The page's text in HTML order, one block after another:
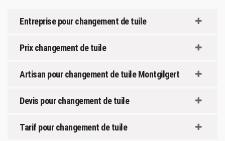
Entreprise pour changement de tuile
Prix changement de tuile
Artisan pour changement de tuile Montgilgert
Devis pour changement de tuile
Tarif pour changement de tuile